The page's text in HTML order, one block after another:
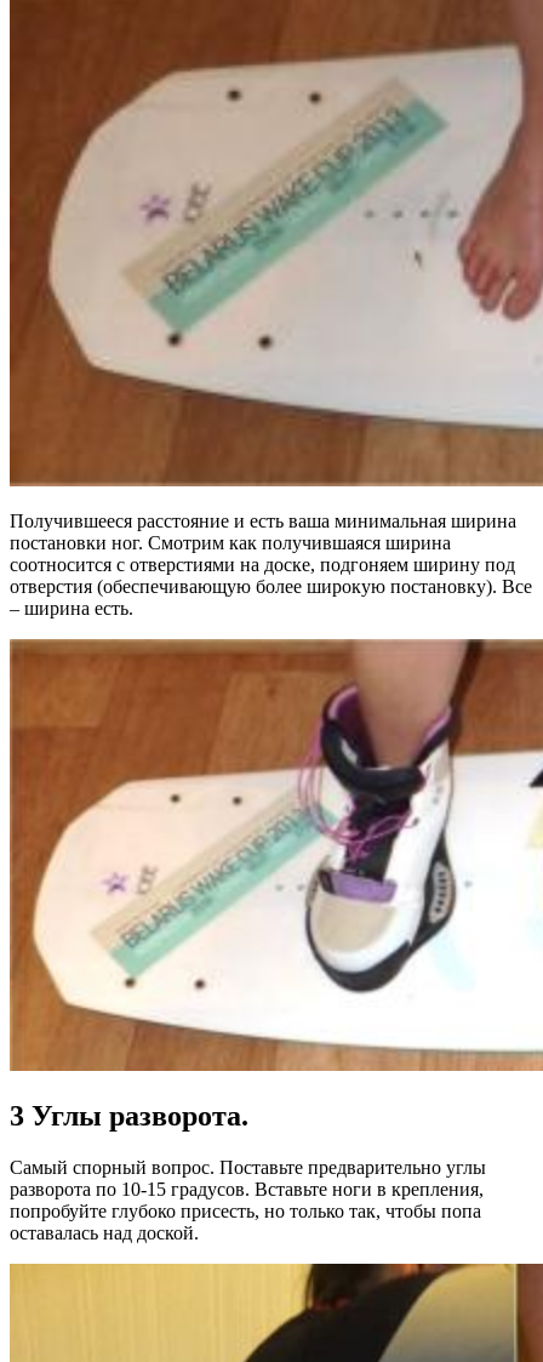
Получившееся расстояние и есть ваша минимальная ширина
постановки ног. Смотрим как получившаяся ширина
соотносится с отверстиями на доске, подгоняем ширину под
отверстия (обеспечивающую более широкую постановку). Все
– ширина есть.
3 Углы разворота.
Самый спорный вопрос. Поставьте предварительно углы
разворота по 10-15 градусов. Вставьте ноги в крепления,
попробуйте глубоко присесть, но только так, чтобы попа
оставалась над доской.